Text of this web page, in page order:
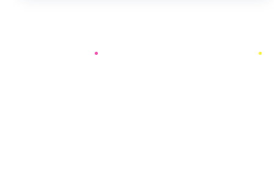
Ремонт цепи питания